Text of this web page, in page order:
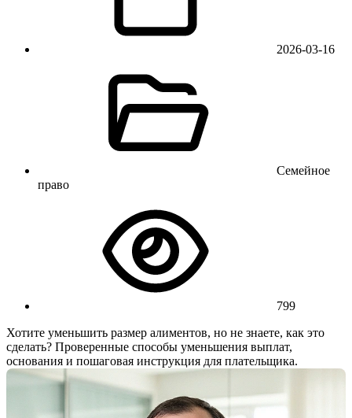
2026-03-16
Семейное
право
799
Хотите уменьшить размер алиментов, но не знаете, как это
сделать? Проверенные способы уменьшения выплат,
основания и пошаговая инструкция для плательщика.